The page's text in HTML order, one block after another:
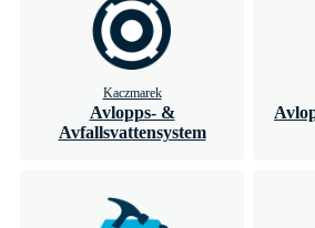
Kaczmarek
Avlopps- &
Avfallsvattensystem